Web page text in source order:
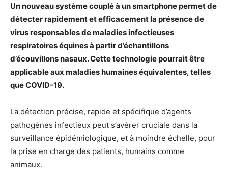
Un nouveau système couplé à un smartphone permet de
détecter rapidement et efficacement la présence de
virus responsables de maladies infectieuses
respiratoires équines à partir d’échantillons
d’écouvillons nasaux. Cette technologie pourrait être
applicable aux maladies humaines équivalentes, telles
que COVID-19.
La détection précise, rapide et spécifique d’agents
pathogènes infectieux peut s’avérer cruciale dans la
surveillance épidémiologique, et à moindre échelle, pour
la prise en charge des patients, humains comme
animaux.